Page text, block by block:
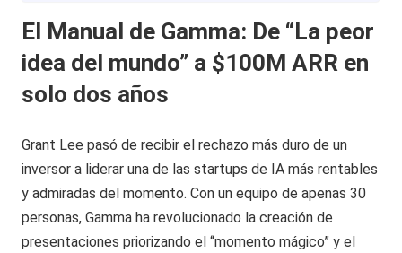
El Manual de Gamma: De “La peor
idea del mundo” a $100M ARR en
solo dos años
Grant Lee pasó de recibir el rechazo más duro de un
inversor a liderar una de las startups de IA más rentables
y admiradas del momento. Con un equipo de apenas 30
personas, Gamma ha revolucionado la creación de
presentaciones priorizando el “momento mágico” y el